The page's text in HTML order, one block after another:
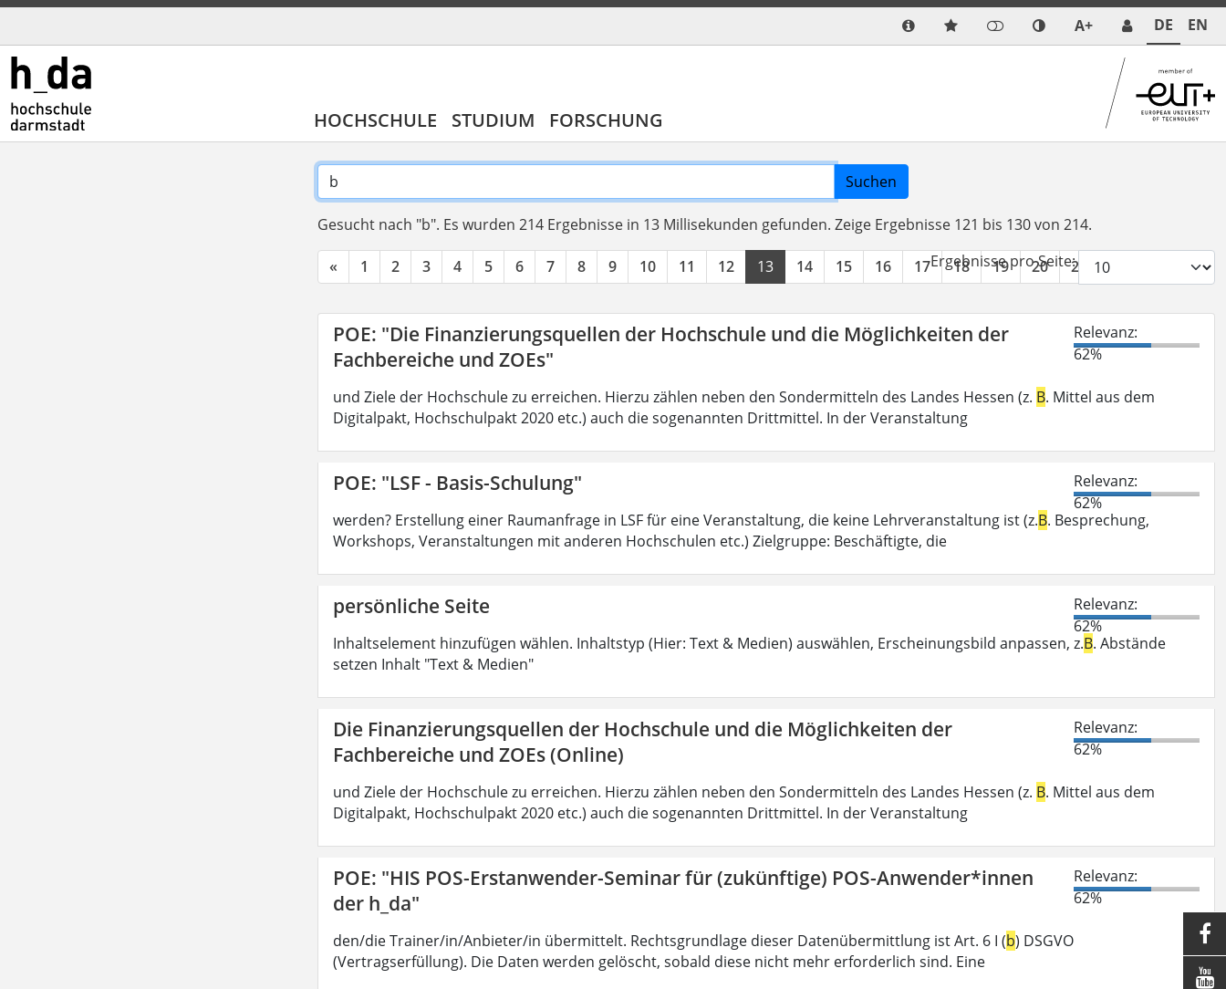
A+ DE EN
HOCHSCHULE STUDIUM FORSCHUNG
Suchen
Gesucht nach "b". Es wurden 214 Ergebnisse in 13 Millisekunden gefunden. Zeige Ergebnisse 121 bis 130 von 214.
« 1 2 3 4 5 6 7 8 9 10 11 12 13 14 15 16 17 18 19 20 21
Ergebnisse pro Seite:
POE: "Die Finanzierungsquellen der Hochschule und die Möglichkeiten der
Fachbereiche und ZOEs"
Relevanz:
62%
und Ziele der Hochschule zu erreichen. Hierzu zählen neben den Sondermitteln des Landes Hessen (z. B. Mittel aus dem
Digitalpakt, Hochschulpakt 2020 etc.) auch die sogenannten Drittmittel. In der Veranstaltung
POE: "LSF - Basis-Schulung"
Relevanz:
62%
werden? Erstellung einer Raumanfrage in LSF für eine Veranstaltung, die keine Lehrveranstaltung ist (z.B. Besprechung,
Workshops, Veranstaltungen mit anderen Hochschulen etc.) Zielgruppe: Beschäftigte, die
persönliche Seite
Relevanz:
62%
Inhaltselement hinzufügen wählen. Inhaltstyp (Hier: Text & Medien) auswählen, Erscheinungsbild anpassen, z.B. Abstände
setzen Inhalt "Text & Medien"
Die Finanzierungsquellen der Hochschule und die Möglichkeiten der
Fachbereiche und ZOEs (Online)
Relevanz:
62%
und Ziele der Hochschule zu erreichen. Hierzu zählen neben den Sondermitteln des Landes Hessen (z. B. Mittel aus dem
Digitalpakt, Hochschulpakt 2020 etc.) auch die sogenannten Drittmittel. In der Veranstaltung
POE: "HIS POS-Erstanwender-Seminar für (zukünftige) POS-Anwender*innen
der h_da"
Relevanz:
62%
den/die Trainer/in/Anbieter/in übermittelt. Rechtsgrundlage dieser Datenübermittlung ist Art. 6 I (b) DSGVO
(Vertragserfüllung). Die Daten werden gelöscht, sobald diese nicht mehr erforderlich sind. Eine

